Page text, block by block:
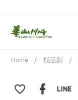
Home 找活動